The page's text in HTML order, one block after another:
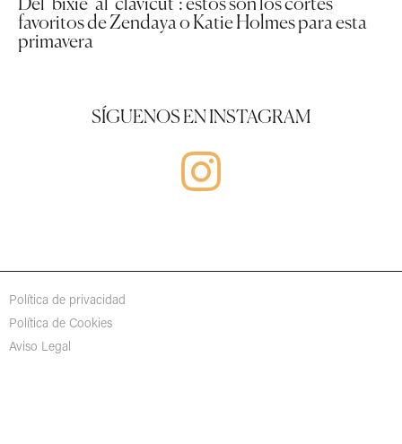
Del ‘bixie’ al ‘clavicut’: estos son los cortes
favoritos de Zendaya o Katie Holmes para esta
primavera
SÍGUENOS EN INSTAGRAM
Política de privacidad
Política de Cookies
Aviso Legal